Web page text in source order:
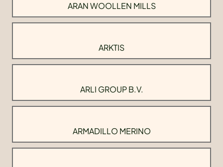
ARAN WOOLLEN MILLS
ARKTIS
ARLI GROUP B.V.
ARMADILLO MERINO